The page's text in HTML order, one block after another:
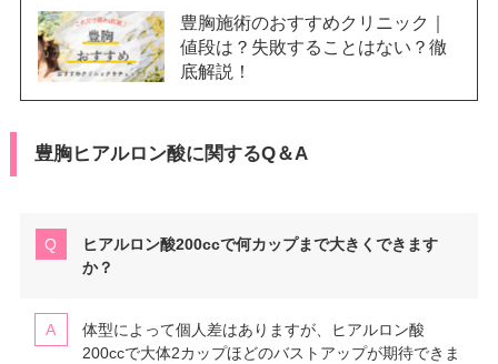
豊胸施術のおすすめクリニック｜
値段は？失敗することはない？徹
底解説！
豊胸ヒアルロン酸に関するQ＆A
ヒアルロン酸200ccで何カップまで大きくできます
か？
体型によって個人差はありますが、ヒアルロン酸
200ccで大体2カップほどのバストアップが期待できま